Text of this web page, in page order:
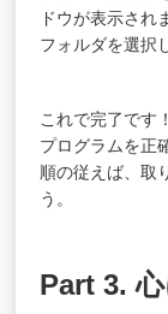
ドウが表示され
フォルダを選択
これで完了です
プログラムを正
順の従えば、取
う。
Part 3.